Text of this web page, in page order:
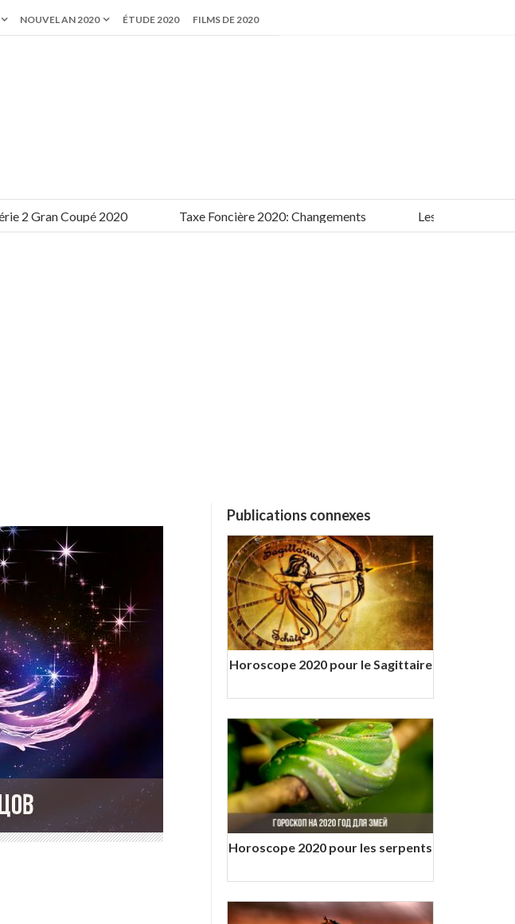
NOUVEL AN 2020 ÉTUDE 2020 FILMS DE 2020
Gran Coupé 2020 Taxe Foncière 2020: Changements Les meilleurs films
Publications connexes
Horoscope 2020 pour le Sagittaire
Horoscope 2020 pour les serpents